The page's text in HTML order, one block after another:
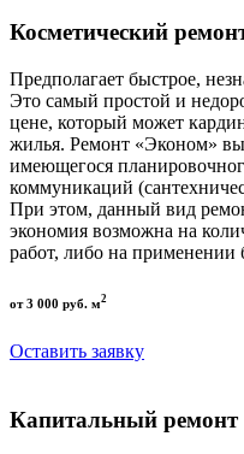
Косметический
Предполагает быстрое,
Это самый простой и
цене, который может
жилья. Ремонт «Эконом»
имеющегося
коммуникаций
При этом, данный вид
экономия возможна на
работ, либо на применении
от 3 000 руб. м2
Оставить заявку
Капитальный ремонт